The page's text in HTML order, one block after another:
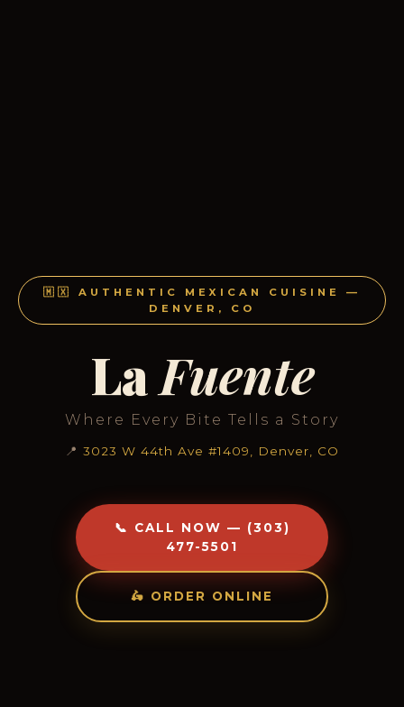
🇲🇽 AUTHENTIC MEXICAN CUISINE —
DENVER, CO
LaFuente
Where Every Bite Tells a Story
📍 3023 W 44th Ave #1409, Denver, CO
📞 CALL NOW — (303)
477-5501
🛵 ORDER ONLINE